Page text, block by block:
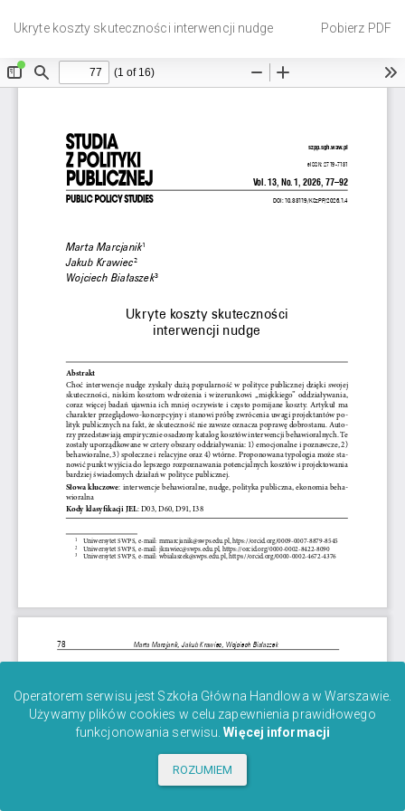
do
artykułu
Ukryte koszty skuteczności interwencji nudge Pobierz
Pobierz PDF
Operatorem serwisu jest Szkoła Główna Handlowa w Warszawie.
Używamy plików cookies w celu zapewnienia prawidłowego
funkcjonowania serwisu.Więcej informacji
ROZUMIEM